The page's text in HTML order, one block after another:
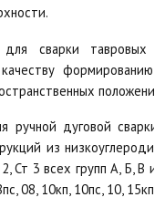
сварки тавровых
ручной дуговой
из
3 всех групп А, Б, В и
08, 10кп, 10пс, 10, 15кп,